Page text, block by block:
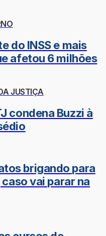
do INSS e mais
afetou 6 milhões
JUSTIÇA
condena Buzzi à
brigando para
vai parar na